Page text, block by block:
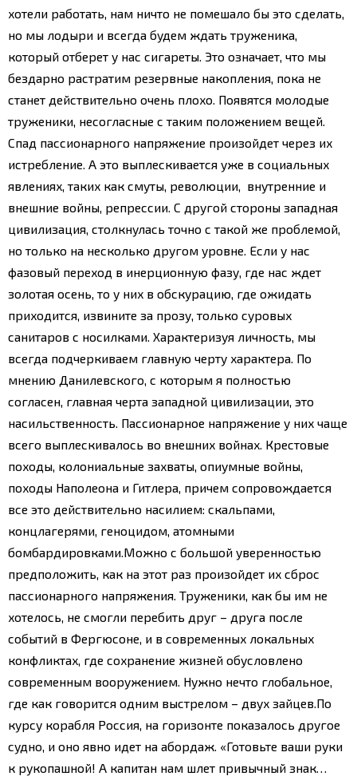
хотели работать, нам ничто не помешало бы это сделать,
но мы лодыри и всегда будем ждать труженика,
который отберет у нас сигареты. Это означает, что мы
бездарно растратим резервные накопления, пока не
станет действительно очень плохо. Появятся молодые
труженики, несогласные с таким положением вещей.
Спад пассионарного напряжение произойдет через их
истребление. А это выплескивается уже в социальных
явлениях, таких как смуты, революции, внутренние и
внешние войны, репрессии. С другой стороны западная
цивилизация, столкнулась точно с такой же проблемой,
но только на несколько другом уровне. Если у нас
фазовый переход в инерционную фазу, где нас ждет
золотая осень, то у них в обскурацию, где ожидать
приходится, извините за прозу, только суровых
санитаров с носилками. Характеризуя личность, мы
всегда подчеркиваем главную черту характера. По
мнению Данилевского, с которым я полностью
согласен, главная черта западной цивилизации, это
насильственность. Пассионарное напряжение у них чаще
всего выплескивалось во внешних войнах. Крестовые
походы, колониальные захваты, опиумные войны,
походы Наполеона и Гитлера, причем сопровождается
все это действительно насилием: скальпами,
концлагерями, геноцидом, атомными
бомбардировками. Можно с большой уверенностью
предположить, как на этот раз произойдет их сброс
пассионарного напряжения. Труженики, как бы им не
хотелось, не смогли перебить друг – друга после
событий в Фергюсоне, и в современных локальных
конфликтах, где сохранение жизней обусловлено
современным вооружением. Нужно нечто глобальное,
где как говорится одним выстрелом – двух зайцев. По
курсу корабля Россия, на горизонте показалось другое
судно, и оно явно идет на абордаж. «Готовьте ваши руки
к рукопашной! А капитан нам шлет привычный знак…